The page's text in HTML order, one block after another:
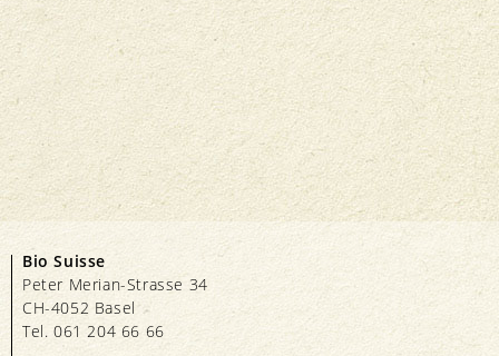
Bio Suisse
Peter Merian-Strasse 34
CH-4052 Basel
Tel. 061 204 66 66